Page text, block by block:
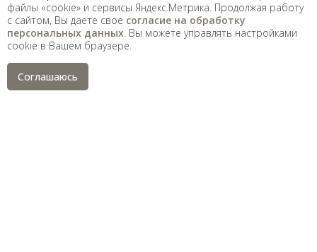
На данном информационном ресурсе могут быть
опубликованы архивные материалы с упоминанием
Политика СПбГУ в отношении обработки
персональных данных
Saint Petersburg State University© 2026
2026
файлы «cookie» и сервисы Яндекс.Метрика. Продолжая работу
с сайтом, Вы даете свое согласие на обработку
персональных данных . Вы можете управлять настройками
cookie в Вашем браузере.
Соглашаюсь